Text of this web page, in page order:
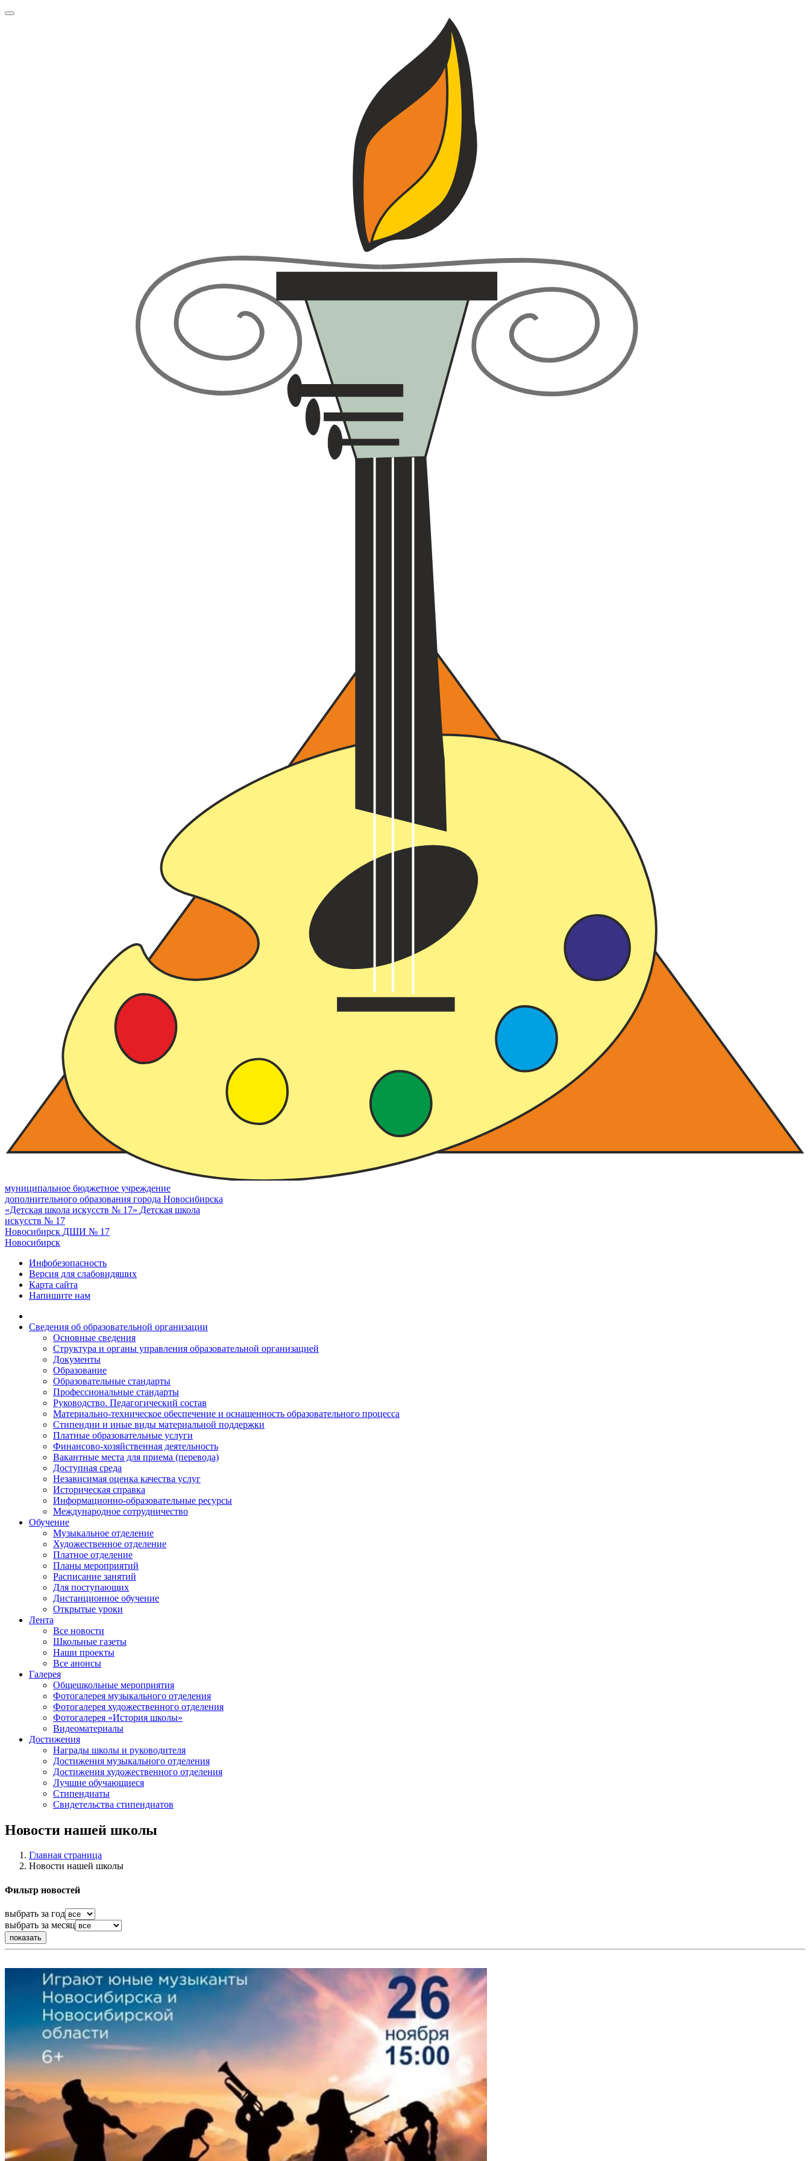
муниципальное бюджетное учреждение
дополнительного образования города Новосибирска
«Детская школа искусств № 17» Детская школа
искусств № 17
Новосибирск ДШИ № 17
Новосибирск
Инфобезопасность
Версия для слабовидящих
Карта сайта
Напишите нам
Сведения об образовательной организации
Основные сведения
Структура и органы управления образовательной организацией
Документы
Образование
Образовательные стандарты
Профессиональные стандарты
Руководство. Педагогический состав
Материально-техническое обеспечение и оснащенность образовательного процесса
Стипендии и иные виды материальной поддержки
Платные образовательные услуги
Финансово-хозяйственная деятельность
Вакантные места для приема (перевода)
Доступная среда
Независимая оценка качества услуг
Историческая справка
Информационно-образовательные ресурсы
Международное сотрудничество
Обучение
Музыкальное отделение
Художественное отделение
Платное отделение
Планы мероприятий
Расписание занятий
Для поступающих
Дистанционное обучение
Открытые уроки
Лента
Все новости
Школьные газеты
Наши проекты
Все анонсы
Галерея
Общешкольные мероприятия
Фотогалерея музыкального отделения
Фотогалерея художественного отделения
Фотогалерея «История школы»
Видеоматериалы
Достижения
Награды школы и руководителя
Достижения музыкального отделения
Достижения художественного отделения
Лучшие обучающиеся
Стипендиаты
Свидетельства стипендиатов
Новости нашей школы
Главная страница
Новости нашей школы
Фильтр новостей
выбрать за год
выбрать за месяц